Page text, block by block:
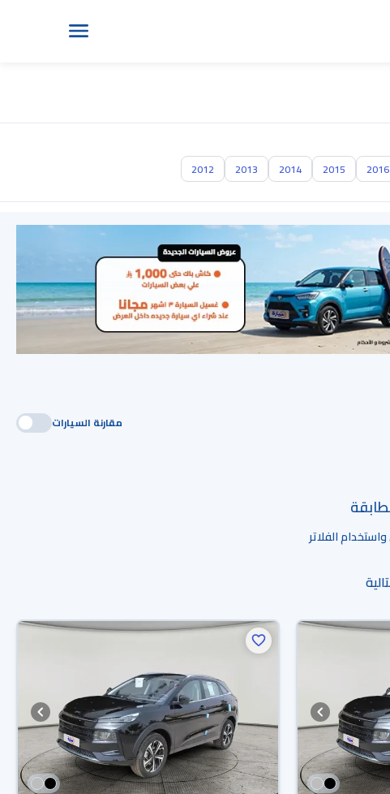
2016
2015
2014
2013
2012
مقارنة السيارات
الفلاتر